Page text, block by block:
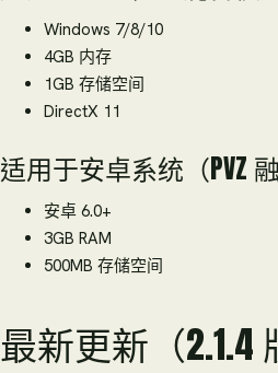
Windows 7/8/10
4GB 内存
1GB 存储空间
DirectX 11
适用于安卓系统（PVZ
安卓 6.0+
3GB RAM
500MB 存储空间
最新更新（2.1.4